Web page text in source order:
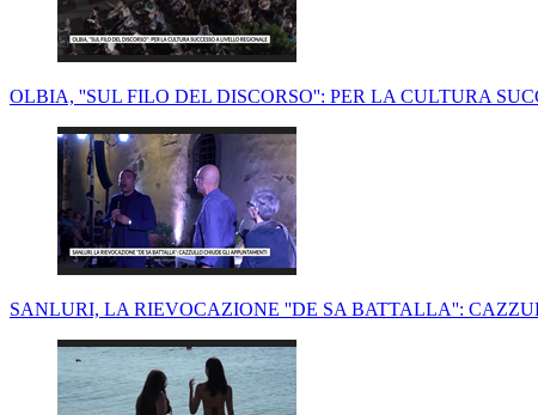
OLBIA, ''SUL FILO DEL DISCORSO'': PER LA CULTURA
SANLURI, LA RIEVOCAZIONE ''DE SA BATTALLA'':